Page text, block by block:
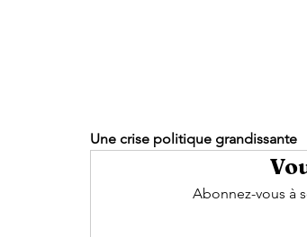
Une crise politique grandissante
Abonnez-vous à